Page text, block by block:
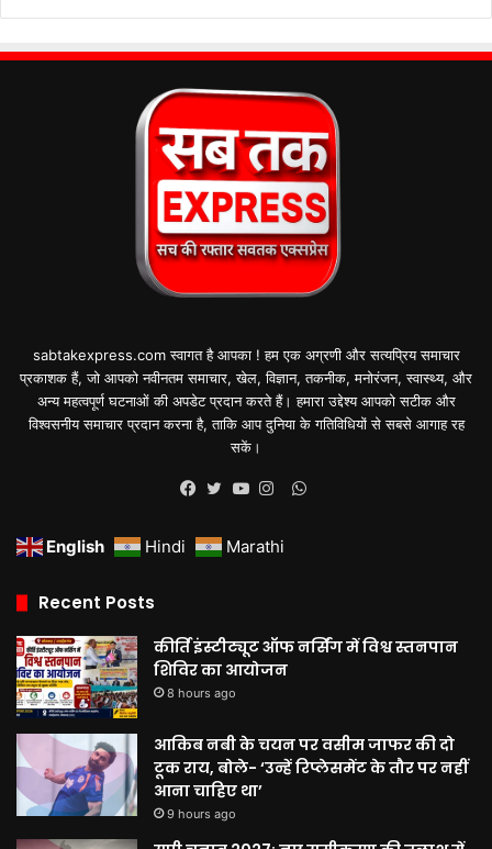
sabtakexpress.com स्वागत है आपका ! हम एक अग्रणी और सत्यप्रिय समाचार
प्रकाशक हैं, जो आपको नवीनतम समाचार, खेल, विज्ञान, तकनीक, मनोरंजन, स्वास्थ्य, और
अन्य महत्वपूर्ण घटनाओं की अपडेट प्रदान करते हैं। हमारा उद्देश्य आपको सटीक और
विश्वसनीय समाचार प्रदान करना है, ताकि आप दुनिया के गतिविधियों से सबसे आगाह रह
सकें।
WhatsApp
English Hindi Marathi
Recent Posts
कीर्ति इंस्टीट्यूट ऑफ नर्सिंग में विश्व स्तनपान
शिविर का आयोजन
8 hours ago
आकिब नबी के चयन पर वसीम जाफर की दो
टूक राय, बोले- ‘उन्हें रिप्लेसमेंट के तौर पर नहीं
आना चाहिए था’
9 hours ago